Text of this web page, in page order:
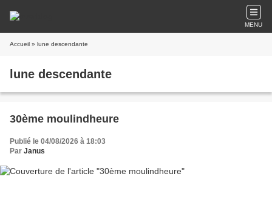
MENU
Accueil » lune descendante
lune descendante
30ème moulindheure
Publié le 04/08/2026 à 18:03
Par Janus